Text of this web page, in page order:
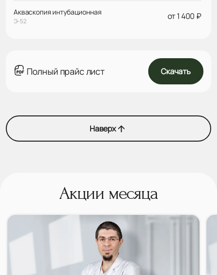
Акваскопия интубационная
Э-52 от 1 400 ₽
Полный прайс лист Скачать
Наверх
Акции месяца